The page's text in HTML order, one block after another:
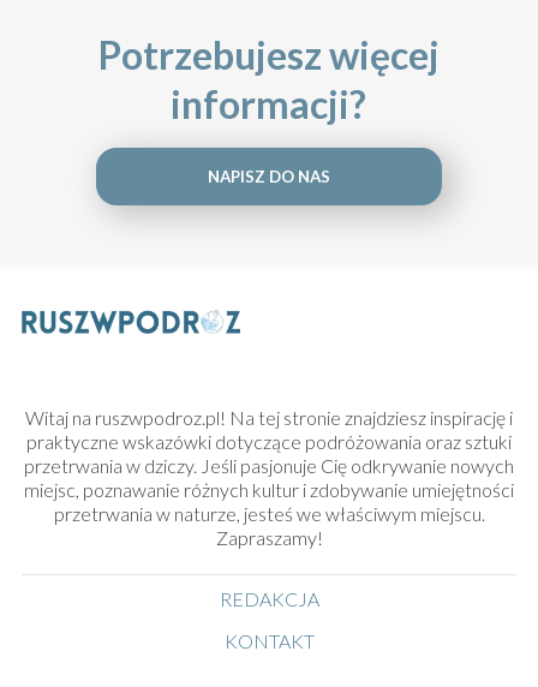
Potrzebujesz więcej
informacji?
NAPISZ DO NAS
Witaj na ruszwpodroz.pl! Na tej stronie znajdziesz inspirację i
praktyczne wskazówki dotyczące podróżowania oraz sztuki
przetrwania w dziczy. Jeśli pasjonuje Cię odkrywanie nowych
miejsc, poznawanie różnych kultur i zdobywanie umiejętności
przetrwania w naturze, jesteś we właściwym miejscu.
Zapraszamy!
REDAKCJA
KONTAKT